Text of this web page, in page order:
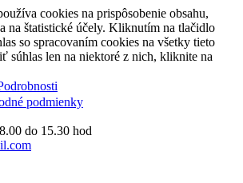
cookies na prispôsobenie obsahu,
na štatistické účely. Kliknutím na tlačidlo
so spracovaním cookies na všetky tieto
súhlas len na niektoré z nich, kliknite na
podmienky
do 15.30 hod